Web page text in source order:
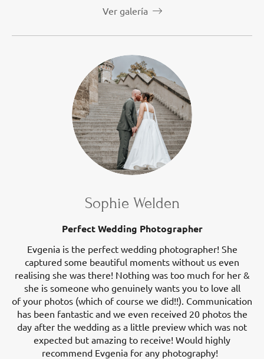
Ver galería
Sophie Welden
Perfect Wedding Photographer
Evgenia is the perfect wedding photographer! She
captured some beautiful moments without us even
realising she was there! Nothing was too much for her &
she is someone who genuinely wants you to love all
of your photos (which of course we did!!). Communication
has been fantastic and we even received 20 photos the
day after the wedding as a little preview which was not
expected but amazing to receive! Would highly
recommend Evgenia for any photography!